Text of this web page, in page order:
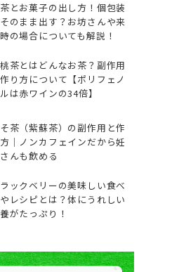
とお菓子の出し方！個包装
のまま出す？お坊さんや来
の場合についても解説！
茶とはどんなお茶？副作用
り方について【ポリフェノ
は赤ワインの34倍】
茶（紫蘇茶）の副作用と作
｜ノンカフェインだから妊
んも飲める
ックベリーの美味しい食べ
レシピとは？体にうれしい
がたっぷり！